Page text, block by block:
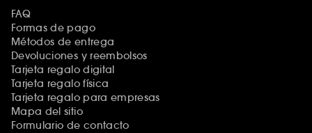
FAQ
Formas de pago
Métodos de entrega
Devoluciones y reembolsos
Tarjeta regalo digital
Tarjeta regalo física
Tarjeta regalo para empresas
Mapa del sitio
Formulario de contacto